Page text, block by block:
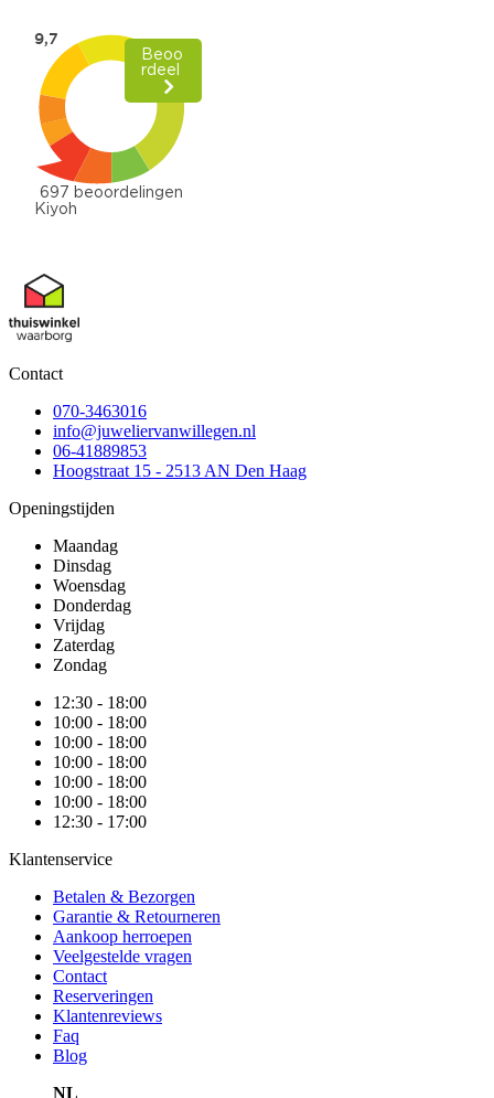
Contact
070-3463016
info@juweliervanwillegen.nl
06-41889853
Hoogstraat 15 - 2513 AN Den Haag
Openingstijden
Maandag
Dinsdag
Woensdag
Donderdag
Vrijdag
Zaterdag
Zondag
12:30 - 18:00
10:00 - 18:00
10:00 - 18:00
10:00 - 18:00
10:00 - 18:00
10:00 - 18:00
12:30 - 17:00
Klantenservice
Betalen & Bezorgen
Garantie & Retourneren
Aankoop herroepen
Veelgestelde vragen
Contact
Reserveringen
Klantenreviews
Faq
Blog
NL